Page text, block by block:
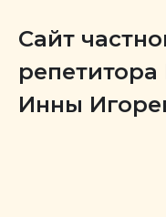
Сайт
Инны